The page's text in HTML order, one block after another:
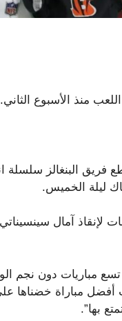
منذ الأسبوع الثاني.
البنغالز سلسلة
آمال
مباريات دون نجم
أفضل مباراة خضناها
بها”.